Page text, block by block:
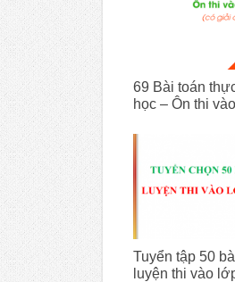
69 Bài toán
học – Ôn thi
Tuyển tập 50
luyện thi vào